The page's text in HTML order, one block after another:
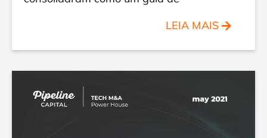
LEIA MAIS